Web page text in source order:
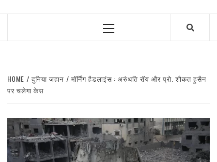
Primary
HOME दुनिया जहान
मॉर्निंग हैडलाइंस : अरुंधति रॉय और प्रो. शौकत हुसैन
पर चलेगा केस